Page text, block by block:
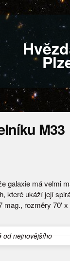
M33
galaxie má velmi
které ukáží její
rozměry 70′ x
od nejnovějšího